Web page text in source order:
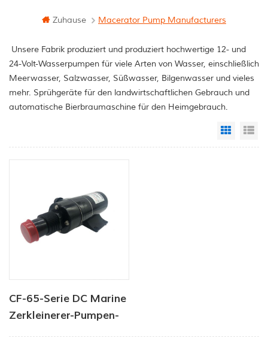
Zuhause Macerator Pump Manufacturers
Unsere Fabrik produziert und produziert hochwertige 12- und
24-Volt-Wasserpumpen für viele Arten von Wasser, einschließlich
Meerwasser, Salzwasser, Süßwasser, Bilgenwasser und vieles
mehr. Sprühgeräte für den landwirtschaftlichen Gebrauch und
automatische Bierbraumaschine für den Heimgebrauch.
Grid
CF-65-Serie DC Marine
Zerkleinerer-Pumpen-